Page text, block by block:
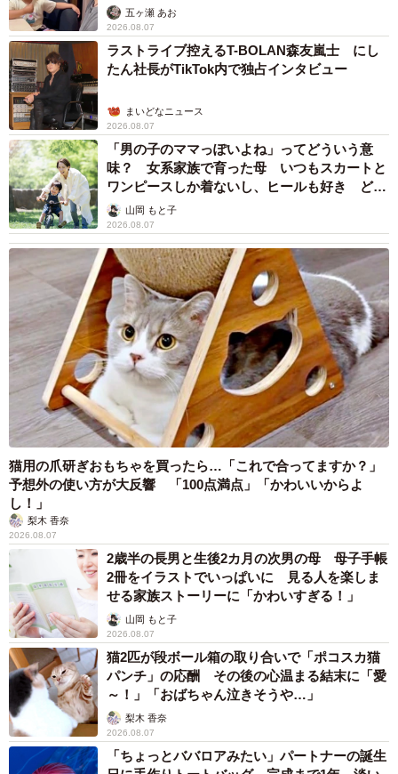
五ヶ瀬 あお
2026.08.07
ラストライブ控えるT-BOLAN森友嵐士 にし
たん社長がTikTok内で独占インタビュー
まいどなニュース
2026.08.07
「男の子のママっぽいよね」ってどういう意
味？ 女系家族で育った母 いつもスカートと
ワンピースしか着ないし、ヒールも好き どの
へんが…
山岡 もと子
2026.08.07
猫用の爪研ぎおもちゃを買ったら…「これで合ってますか？」
予想外の使い方が大反響 「100点満点」「かわいいからよ
し！」
梨木 香奈
2026.08.07
2歳半の長男と生後2カ月の次男の母 母子手帳
2冊をイラストでいっぱいに 見る人を楽しま
せる家族ストーリーに「かわいすぎる！」
山岡 もと子
2026.08.07
猫2匹が段ボール箱の取り合いで「ポコスカ猫
パンチ」の応酬 その後の心温まる結末に「愛
～！」「おばちゃん泣きそうや…」
梨木 香奈
2026.08.07
「ちょっとババロアみたい」パートナーの誕生